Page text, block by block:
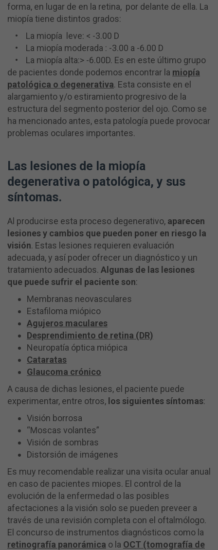
forma, en lugar de en la retina, por delante de ella. La
miopía tiene distintos grados:
• La miopía leve: < -3.00 D
• La miopía moderada : -3.00 a -6.00 D
• La miopía alta:> -6.00D. Es en este último grupo
de pacientes donde podemos encontrar la miopía
patológica o degenerativa. Esta consiste en el
alargamiento y/o estiramiento progresivo de la
estructura del segmento posterior del ojo. Como se
ha mencionado antes, esta patología puede provocar
problemas oculares importantes.
Las lesiones de la miopía
degenerativa o patológica, y sus
síntomas.
Al producirse esta proceso degenerativo, aparecen
lesiones y cambios que pueden poner en riesgo la
visión. Estas lesiones requieren evaluación
adecuada, y así poder ofrecer un diagnóstico y un
tratamiento adecuados. Algunas de las lesiones
que puede sufrir el paciente son:
Membranas neovasculares
Estafiloma miópico
Agujeros maculares
Desprendimiento de retina (DR)
Neuropatía óptica miópica
Cataratas
Glaucoma crónico
A causa de dichas lesiones, el paciente puede
experimentar, entre otros, los siguientes síntomas:
Visión borrosa
“Moscas volantes”
Visión de sombras
Distorsión de imágenes
Es muy recomendable realizar una visita ocular anual
en caso de pacientes miopes. El control de la
evolución de la enfermedad o las posibles
afectaciones a la visión solo se pueden preveer a
través de una revisión completa con el oftalmólogo.
El concurso de instrumentos diagnósticos como la
retinografía panorámica o la OCT (tomografía de